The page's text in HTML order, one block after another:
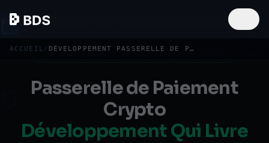
ACCUEIL / DÉVELOPPEMENT PASSERELLE DE PAIEMENT CRYPTO
Passerelle de Paiement
Crypto
Développement Qui Livre